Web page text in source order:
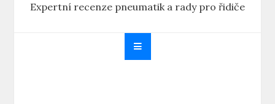
Expertní recenze pneumatik a rady pro řidiče